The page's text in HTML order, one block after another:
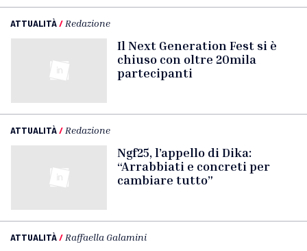
ATTUALITÀ/ Redazione
Il Next Generation Fest si è
chiuso con oltre 20mila
partecipanti
ATTUALITÀ/ Redazione
Ngf25, l’appello di Dika:
“Arrabbiati e concreti per
cambiare tutto”
ATTUALITÀ/ Raffaella Galamini